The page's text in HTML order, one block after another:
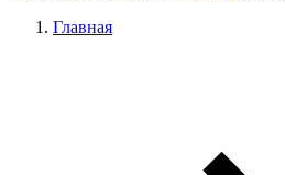
Главная